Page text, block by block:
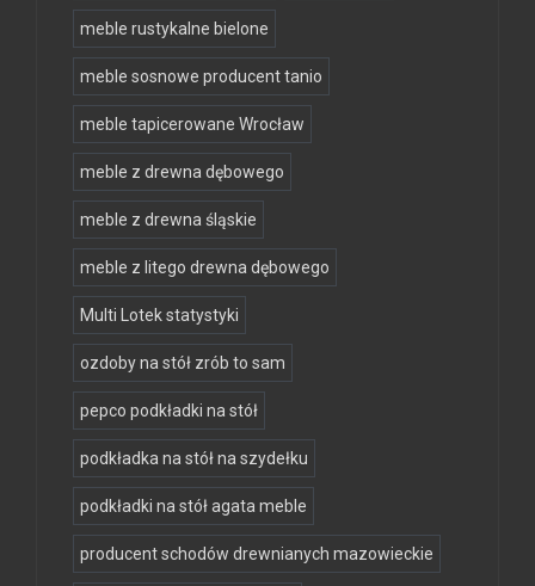
meble rustykalne bielone
meble sosnowe producent tanio
meble tapicerowane Wrocław
meble z drewna dębowego
meble z drewna śląskie
meble z litego drewna dębowego
Multi Lotek statystyki
ozdoby na stół zrób to sam
pepco podkładki na stół
podkładka na stół na szydełku
podkładki na stół agata meble
producent schodów drewnianych mazowieckie